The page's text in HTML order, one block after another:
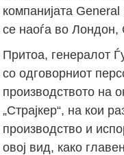
компанијата
се наоѓа во
Притоа, генералот
со одговорниот
производството на
„Страјкер“, на кои
производство и
овој вид, како